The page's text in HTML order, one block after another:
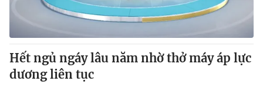
Hết ngủ ngáy lâu năm nhờ thở máy áp lực
dương liên tục